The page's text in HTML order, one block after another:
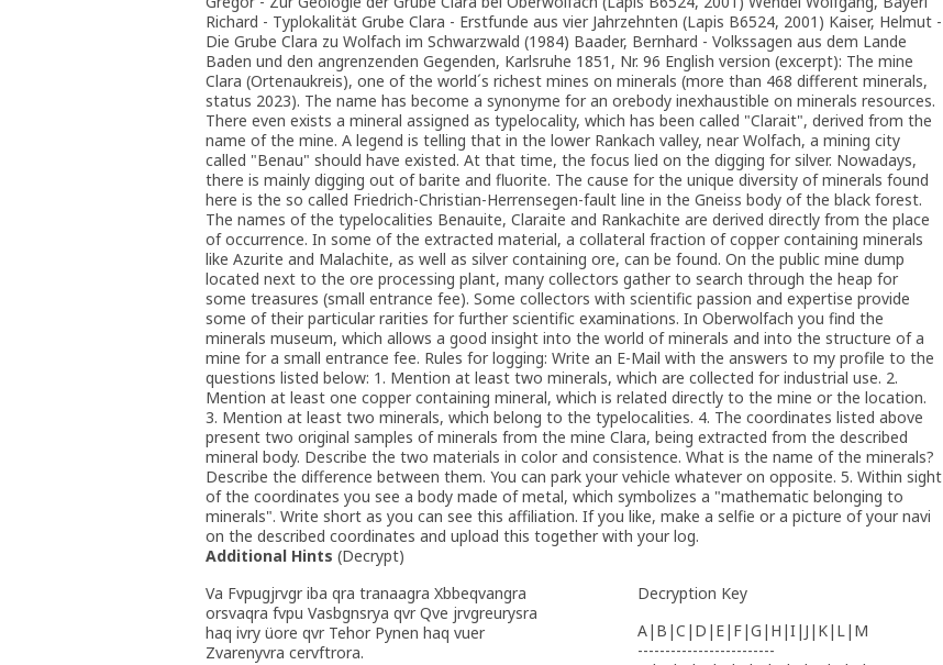
Richard - Typlokalität Grube Clara - Erstfunde aus vier Jahrzehnten (Lapis B6524, 2001) Kaiser, Helmut -
Die Grube Clara zu Wolfach im Schwarzwald (1984) Baader, Bernhard - Volkssagen aus dem Lande
Baden und den angrenzenden Gegenden, Karlsruhe 1851, Nr. 96 English version (excerpt): The mine
Clara (Ortenaukreis), one of the world´s richest mines on minerals (more than 468 different minerals,
status 2023). The name has become a synonyme for an orebody inexhaustible on minerals resources.
There even exists a mineral assigned as typelocality, which has been called "Clarait", derived from the
name of the mine. A legend is telling that in the lower Rankach valley, near Wolfach, a mining city
called "Benau" should have existed. At that time, the focus lied on the digging for silver. Nowadays,
there is mainly digging out of barite and fluorite. The cause for the unique diversity of minerals found
here is the so called Friedrich-Christian-Herrensegen-fault line in the Gneiss body of the black forest.
The names of the typelocalities Benauite, Claraite and Rankachite are derived directly from the place
of occurrence. In some of the extracted material, a collateral fraction of copper containing minerals
like Azurite and Malachite, as well as silver containing ore, can be found. On the public mine dump
located next to the ore processing plant, many collectors gather to search through the heap for
some treasures (small entrance fee). Some collectors with scientific passion and expertise provide
some of their particular rarities for further scientific examinations. In Oberwolfach you find the
minerals museum, which allows a good insight into the world of minerals and into the structure of a
mine for a small entrance fee. Rules for logging: Write an E-Mail with the answers to my profile to the
questions listed below: 1. Mention at least two minerals, which are collected for industrial use. 2.
Mention at least one copper containing mineral, which is related directly to the mine or the location.
3. Mention at least two minerals, which belong to the typelocalities. 4. The coordinates listed above
present two original samples of minerals from the mine Clara, being extracted from the described
mineral body. Describe the two materials in color and consistence. What is the name of the minerals?
Describe the difference between them. You can park your vehicle whatever on opposite. 5. Within sight
of the coordinates you see a body made of metal, which symbolizes a "mathematic belonging to
minerals". Write short as you can see this affiliation. If you like, make a selfie or a picture of your navi
on the described coordinates and upload this together with your log.
Additional Hints (Decrypt)
Va Fvpugjrvgr iba qra tranaagra Xbbeqvangra
orsvaqra fvpu Vasbgnsrya qvr Qve jrvgreurysra
haq ivry üore qvr Tehor Pynen haq vuer
Zvarenyvra cervftrora.
Decryption Key
A|B|C|D|E|F|G|H|I|J|K|L|M
-------------------------